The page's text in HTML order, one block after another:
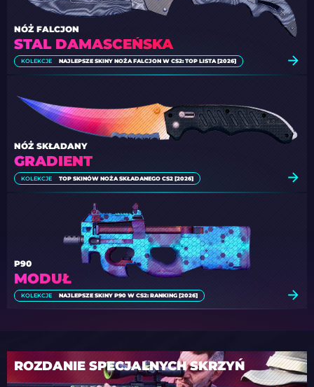
STAL DAMASCEŃSKA
NÓŻ FALCJON
KOLEKCJE NAJLEPSZE SKINY NOŻA FALCJON W CS2: TOP LISTA [2026]
GRADIENT
NÓŻ SKŁADANY
KOLEKCJE TOP SKINÓW NOŻA SKŁADANEGO CS2 [2026]
MODUŁ
P90
KOLEKCJE NAJLEPSZE SKINY P90 W CS2: RANKING [2026]
ROZDANIE SPECJALNYCH SKRZYŃ